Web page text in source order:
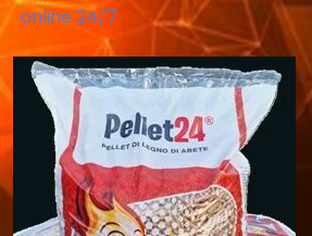
online 24/7